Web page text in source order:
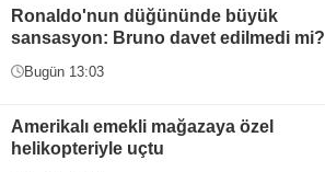
Ronaldo'nun düğününde büyük
sansasyon: Bruno davet edilmedi mi?
Bugün 13:03
Amerikalı emekli mağazaya özel
helikopteriyle uçtu